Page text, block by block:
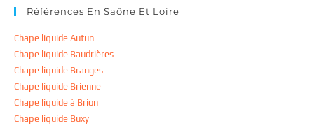
Références En Saône Et Loire
Chape liquide Autun
Chape liquide Baudrières
Chape liquide Branges
Chape liquide Brienne
Chape liquide à Brion
Chape liquide Buxy